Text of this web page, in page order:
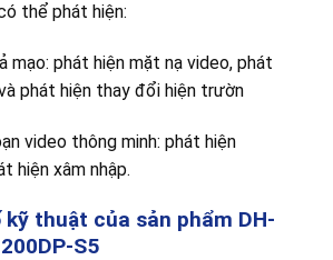
thể phát hiện:
mạo: phát hiện mặt nạ video, phát
phát hiện thay đổi hiện trườn
video thông minh: phát hiện
hiện xâm nhập.
kỹ thuật của sản phẩm DH-
S5